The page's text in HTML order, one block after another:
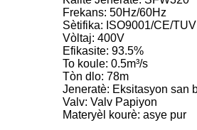
Frekans: 50Hz/60Hz
Sètifika: ISO9001/CE/TUV
Vòltaj: 400V
Efikasite: 93.5%
To koule: 0.5m³/s
Tòn dlo: 78m
Jeneratè: Eksitasyon san
Valv: Valv Papiyon
Materyèl kourè: asye pur